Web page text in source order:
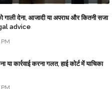
गाली देना, आजादी या अपराध और कितनी सजा
advice
या कार्रवाई करना गलत, हाई कोर्ट में याचिका